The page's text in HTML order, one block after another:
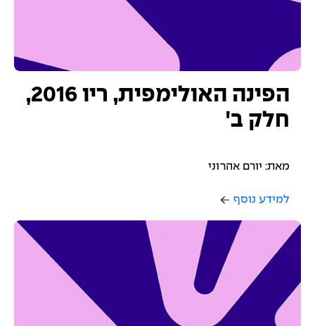
הפינה האולימפית, ריו 2016,
חלק ב'
מאת: יורם אהרוני
למידע נוסף